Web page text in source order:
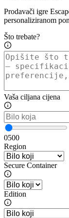
Prodavači igre
personaliziranom
Što trebate?
Vaša ciljana cijena
0500
Region
Secure Container
Edition